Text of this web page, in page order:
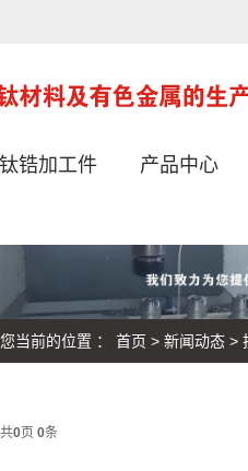
钛锆加工件 产品中心
您当前的位置 ： 首页 > 新闻动态 >
共0页 0条